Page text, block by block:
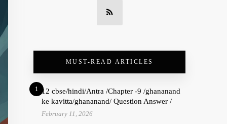
MUST-READ ARTICLES
1 12 cbse/hindi/Antra /Chapter -9 /ghananand
ke kavitta/ghananand/ Question Answer /
February 11, 2026